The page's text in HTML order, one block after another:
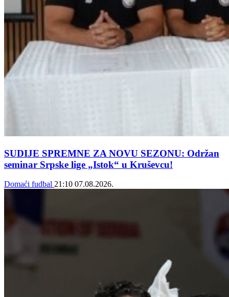
SUDIJE SPREMNE ZA NOVU SEZONU: Održan
seminar Srpske lige „Istok“ u Kruševcu!
Domaći fudbal 21:10 07.08.2026.